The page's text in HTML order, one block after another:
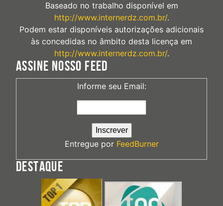
Baseado no trabalho disponível em
http://www.internerdz.com.br/.
Podem estar disponíveis autorizações adicionais
às concedidas no âmbito desta licença em
http://www.internerdz.com.br/.
ASSINE NOSSO FEED
Informe seu Email:
Entregue por FeedBurner
DESTAQUE